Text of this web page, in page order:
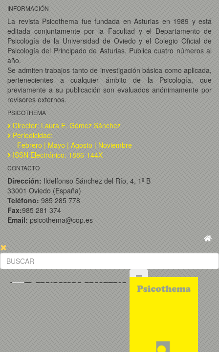
INFORMACIÓN
La revista Psicothema fue fundada en Asturias en 1989 y está
editada conjuntamente por la Facultad y el Departamento de
Psicología de la Universidad de Oviedo y el Colegio Oficial de
Psicología del Principado de Asturias. Publica cuatro números al
año.
Se admiten trabajos tanto de investigación básica como aplicada,
pertenecientes a cualquier ámbito de la Psicología, que
previamente a su publicación son evaluados anónimamente por
revisores externos.
PSICOTHEMA
Director: Laura E. Gómez Sánchez
Periodicidad:
Febrero | Mayo | Agosto | Noviembre
ISSN Electrónico: 1886-144X
CONTACTO
Dirección: Ildelfonso Sánchez del Río, 4, 1º B
33001 Oviedo (España)
Teléfono: 985 285 778
Fax:985 281 374
Email: psicothema@cop.es